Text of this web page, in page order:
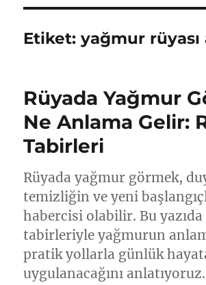
Etiket:yağmur rüyası
Rüyada Yağmur
Ne Anlama Gelir:
Tabirleri
Rüyada yağmur görmek,
temizliğin ve yeni
habercisi olabilir. Bu
tabirleriyle yağmurun
pratik yollarla günlük
uygulanacağını anlatıyoruz.